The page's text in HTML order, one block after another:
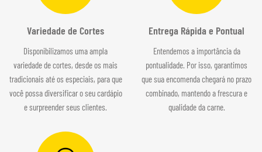
Variedade de Cortes
Disponibilizamos uma ampla
variedade de cortes, desde os mais
tradicionais até os especiais, para que
você possa diversificar o seu cardápio
e surpreender seus clientes.
Entrega Rápida e Pontual
Entendemos a importância da
pontualidade. Por isso, garantimos
que sua encomenda chegará no prazo
combinado, mantendo a frescura e
qualidade da carne.